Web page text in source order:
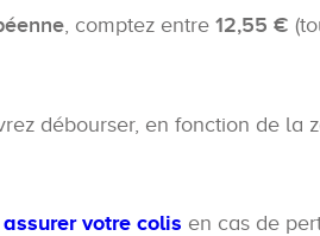
, comptez entre 12,55 €
débourser, en fonction de la
assurer votre colis en cas de